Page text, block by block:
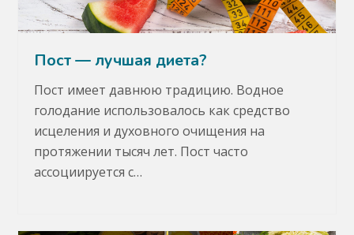
Пост — лучшая диета?
Пост имеет давнюю традицию. Водное
голодание использовалось как средство
исцеления и духовного очищения на
протяжении тысяч лет. Пост часто
ассоциируется с…